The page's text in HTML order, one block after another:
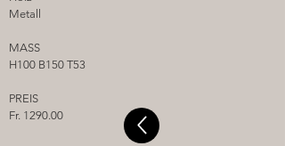
Metall
MASS
H100 B150 T53
PREIS
Fr. 1290.00